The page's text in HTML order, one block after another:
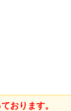
おります。